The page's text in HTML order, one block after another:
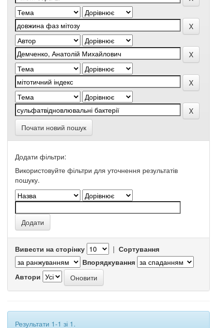
Почати новий пошук
Додати фільтри:
Використовуйте фільтри для уточнення результатів
пошуку.
Вивести на сторінку | Сортування
Впорядкування
Автори
Результати 1-1 зі 1.